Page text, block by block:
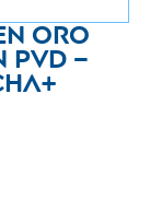
oro
–